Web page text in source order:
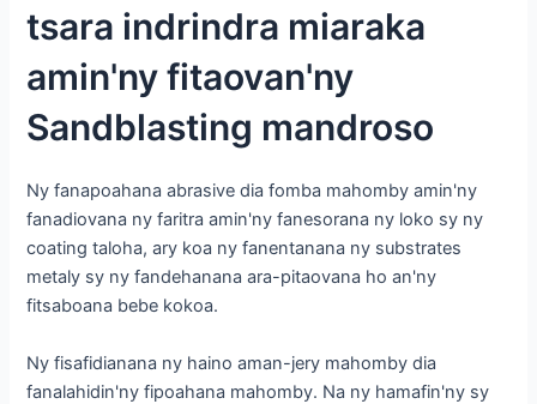
tsara indrindra miaraka
amin'ny fitaovan'ny
Sandblasting mandroso
Ny fanapoahana abrasive dia fomba mahomby amin'ny
fanadiovana ny faritra amin'ny fanesorana ny loko sy ny
coating taloha, ary koa ny fanentanana ny substrates
metaly sy ny fandehanana ara-pitaovana ho an'ny
fitsaboana bebe kokoa.
Ny fisafidianana ny haino aman-jery mahomby dia
fanalahidin'ny fipoahana mahomby. Na ny hamafin'ny sy